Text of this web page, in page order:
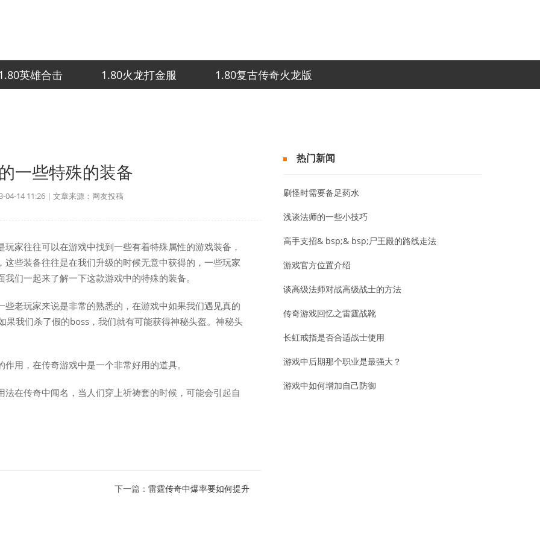
英雄合击 1.80火龙打金服 1.80复古传奇火龙版
一些特殊的装备
04-14 11:26 | 文章来源：网友投稿
家往往可以在游戏中找到一些有着特殊属性的游戏装备，
些装备往往是在我们升级的时候无意中获得的，一些玩家
们一起来了解一下这款游戏中的特殊的装备。
老玩家来说是非常的熟悉的，在游戏中如果我们遇见真的
我们杀了假的boss，我们就有可能获得神秘头盔。神秘头
用，在传奇游戏中是一个非常好用的道具。
在传奇中闻名，当人们穿上祈祷套的时候，可能会引起自
下一篇： 雷霆传奇中爆率要如何提升
热门新闻
刷怪时需要备足药水
浅谈法师的一些小技巧
高手支招& bsp;& bsp;尸王殿的路线走法
游戏官方位置介绍
谈高级法师对战高级战士的方法
传奇游戏回忆之雷霆战靴
长虹戒指是否合适战士使用
游戏中后期那个职业是最强大？
游戏中如何增加自己防御